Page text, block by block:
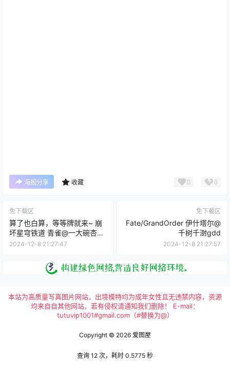
海报分享 收藏 0 0
免下载区
算了也白算，等等牌就来~ 崩
坏星穹铁道 青雀@一大碗杏仁
豆腐
2024-12-8 21:27:47
免下载区
Fate/GrandOrder 伊什塔尔@
千树千澍gdd
2024-12-8 21:27:57
本站为高质量写真图片网站，出境模特均为成年女性且无违禁内容，资源
均来自自其他网站，若有侵权请通知我们删除！ E-mail：
tutuvip1001#gmail.com（#替换为@）
Copyright © 2026 爱图屋
查询 12 次，耗时 0.5775 秒